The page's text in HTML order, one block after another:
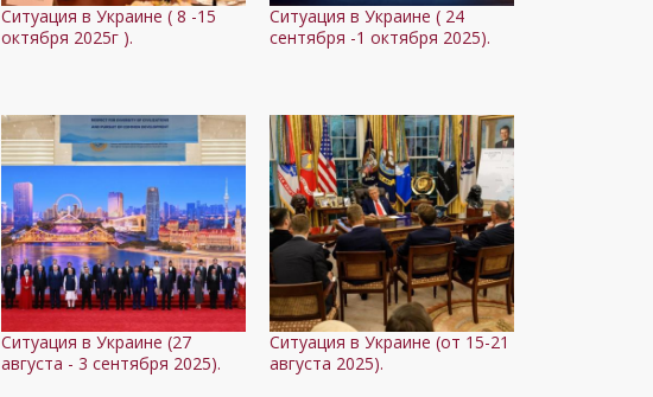
Ситуация в Украине ( 8 -15
октября 2025г ).
Ситуация в Украине ( 24
сентября -1 октября 2025).
Ситуация в Украине (27
августа - 3 сентября 2025).
Ситуация в Украине (от 15-21
августа 2025).